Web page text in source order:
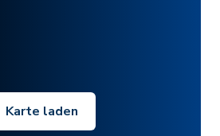
Karte laden